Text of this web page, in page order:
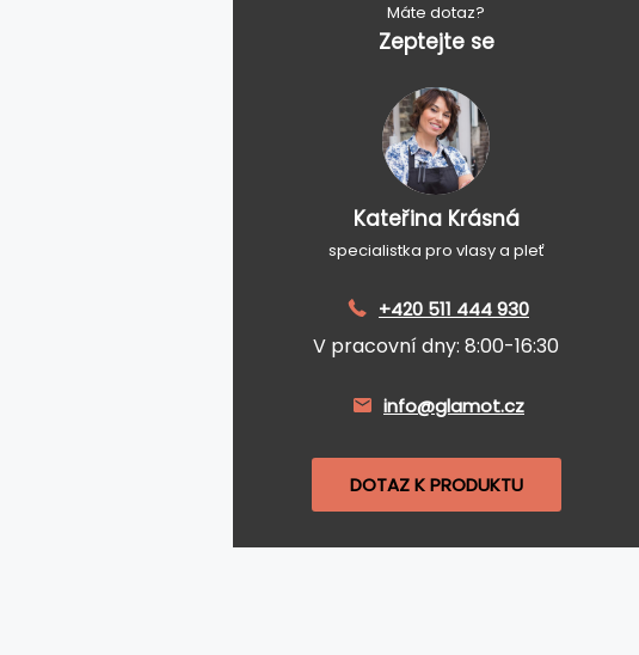
Máte dotaz?
Zeptejte se
Kateřina Krásná
specialistka pro vlasy a pleť
+420 511 444 930
V pracovní dny: 8:00-16:30
info@glamot.cz
DOTAZ K PRODUKTU